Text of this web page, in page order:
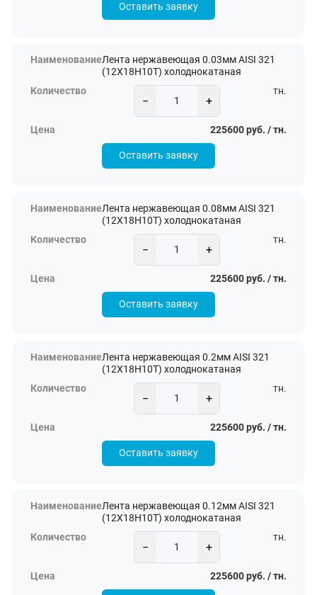
Оставить заявку
Лента нержавеющая 0.03мм AISI 321
(12Х18Н10Т) холоднокатаная
− +
тн.
225600 руб. / тн.
Оставить заявку
Лента нержавеющая 0.08мм AISI 321
(12Х18Н10Т) холоднокатаная
− +
тн.
225600 руб. / тн.
Оставить заявку
Лента нержавеющая 0.2мм AISI 321
(12Х18Н10Т) холоднокатаная
− +
тн.
225600 руб. / тн.
Оставить заявку
Лента нержавеющая 0.12мм AISI 321
(12Х18Н10Т) холоднокатаная
− +
тн.
225600 руб. / тн.